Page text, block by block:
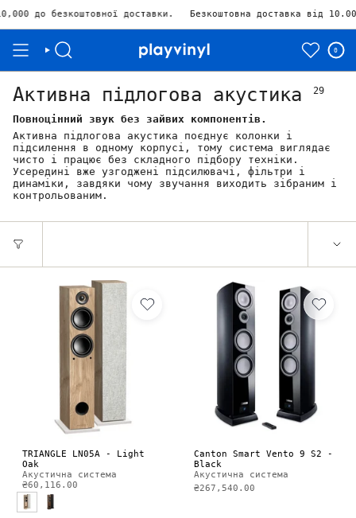
доставки. Безкоштовна доставка від 10.000₴ Залишилось
0
Активна підлогова акустика 29
Повноцінний звук без зайвих компонентів.
Активна підлогова акустика поєднує колонки і
підсилення в одному корпусі, тому система виглядає
чисто і працює без складного підбору техніки.
Усередині вже узгоджені підсилювачі, фільтри і
динаміки, завдяки чому звучання виходить зібраним і
контрольованим.
TRIANGLE LN05A - Light
Oak
Акустична система
₴60,116.00
Canton Smart Vento 9 S2 -
Black
Акустична система
₴267,540.00